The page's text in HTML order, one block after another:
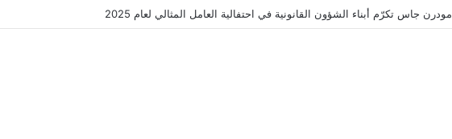
مودرن جاس تكرّم أبناء الشؤون القانونية في احتفالية العامل المثالي لعام 2025